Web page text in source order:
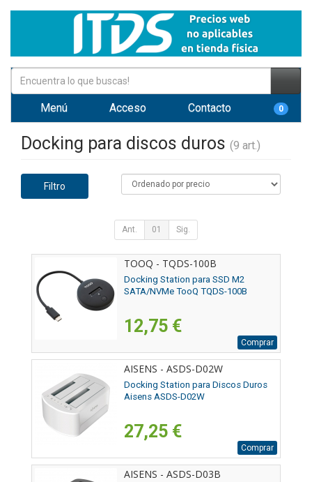
Menú Acceso Contacto 0
Docking para discos duros (9 art.)
Filtro
Ant. 01 Sig.
TOOQ - TQDS-100B
Docking Station para SSD M2
SATA/NVMe TooQ TQDS-100B
12,75 €
Comprar
AISENS - ASDS-D02W
Docking Station para Discos Duros
Aisens ASDS-D02W
27,25 €
Comprar
AISENS - ASDS-D03B